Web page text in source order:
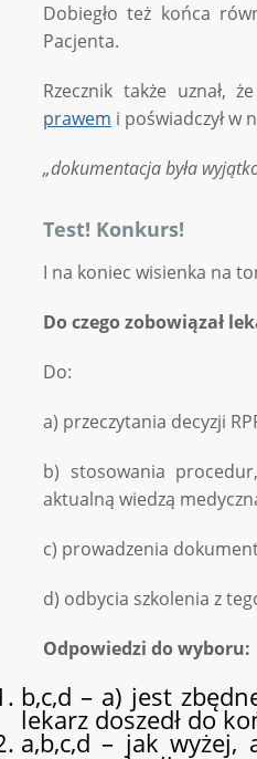
Dobiegło też końca
Pacjenta.
Rzecznik także uznał,
prawem i poświadczył w
„dokumentacja była
Test! Konkurs!
I na koniec wisienka na
Do czego zobowiązał
Do:
a) przeczytania decyzji
b) stosowania
aktualną wiedzą
c) prowadzenia
d) odbycia szkolenia z
Odpowiedzi do wyboru:
b,c,d – a) jest
lekarz doszedł do
a,b,c,d – jak wyżej,